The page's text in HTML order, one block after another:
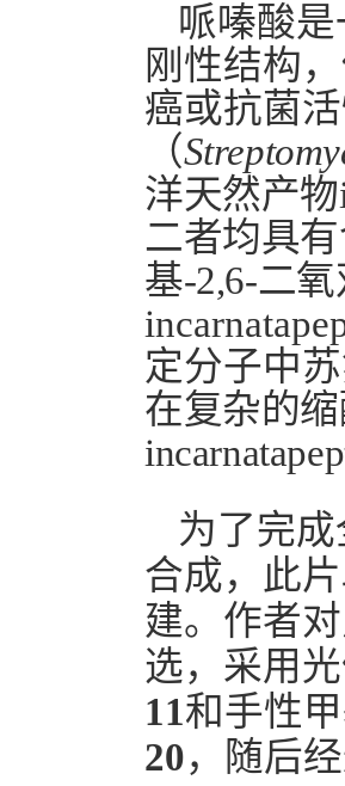
哌嗪酸
刚性结构
癌或抗菌
（
洋天然产物
二者均具
基-2,6-二
定分子中
在复杂的
为了完
合成，此
建。作者
选，采用
11和手性
20，随后